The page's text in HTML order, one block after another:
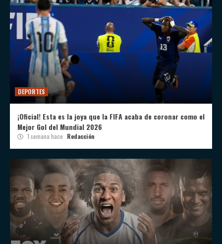
DEPORTES
¡Oficial! Esta es la joya que la FIFA acaba de coronar como el
Mejor Gol del Mundial 2026
1 semana hace Redacción